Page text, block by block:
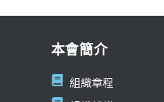
本會簡介
組織章程